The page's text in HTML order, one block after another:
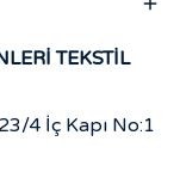
TEKSTİL
4 İç Kapı No:1